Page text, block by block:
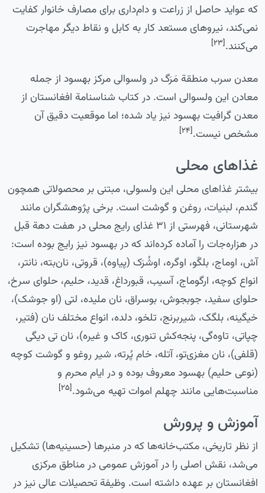
که عواید حاصل از زراعت و دام‌داری برای مصارف خانوار کفایت
نمی‌کند، نیروهای مستعد کار به کابل و نقاط دیگر مهاجرت
می‌کنند.[۲۳]
معدن سرب منطقة مَرَگ در ولسوالی مرکز بهسود از جمله
معادن این ولسوالی است. در کتاب شناسنامة افغانستان از
معدن گرافیت بهسود نیز یاد شده؛ اما موقعیت دقیق آن
مشخص نیست.[۲۴]
غذاهای محلی
بیشتر غذاهای محلی این ولسولی، مبتنی بر محصولاتی همچون
گندم، لبنیات، روغن و گوشت است. برخی پژوهشگران مانند
شهرستانی، فهرستی از ۳۱ غذای رایج محلی در هفت دهة قبل
در هزاره‌جات را آماده کرده‌اند که در بهسود نیز رایج بوده است:
آش، اوماج، بلگَو، اوگره، اوشُرَک (پیاوه)، قروتی، نان‌بته، نانتر،
انواع کوچه، ارگوماج، آسیب، قبورداغ، قدید، حلیم، حلوای سرخ،
حلوای سفید، جوبجوش، بوسراق، نان ملیده، لتی (او جوشک)،
خیگینه، بلگک، شیربرنج، تلخو، دلده، انواع مختلف نان (فتیر،
چپاتی، تاوه‌گی، پنجه‌کش تنوری، کاک و غیره)، نان تی دیگی
(قلفی)، نان مغزی‌تو، آتله، خام پُرته، شیر روغو و گوشت کوچه
(نوعی حلیم) بهسود معروف بوده و در ایام محرم و
مناسبت‌هایی مانند چهلم اموات تهیه می‌شود.[۲۵]
آموزش و پرورش
از نظر تاریخی، مکتب‌خانه‌ها که در منبرها (حسینیه‌ها) تشکیل
می‌شد، نقش اصلی را در آموزش عمومی در مناطق مرکزی
افغانستان بر عهده داشته است. وظیفة تحصیلات عالی نیز در